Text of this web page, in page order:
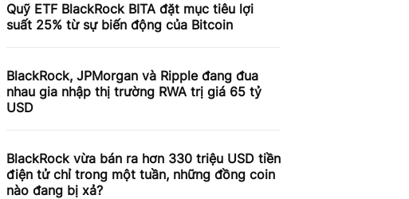
Quỹ ETF BlackRock BITA đặt mục tiêu lợi
suất 25% từ sự biến động của Bitcoin
BlackRock, JPMorgan và Ripple đang đua
nhau gia nhập thị trường RWA trị giá 65 tỷ
USD
BlackRock vừa bán ra hơn 330 triệu USD tiền
điện tử chỉ trong một tuần, những đồng coin
nào đang bị xả?